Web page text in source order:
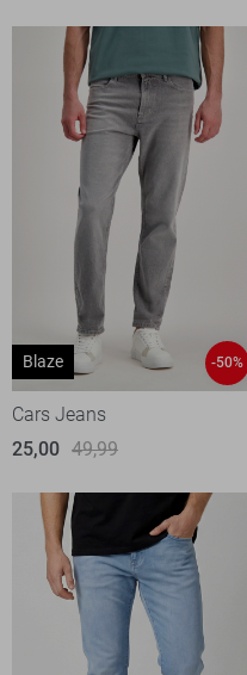
Blaze -50%
Cars Jeans
25,00 49,99